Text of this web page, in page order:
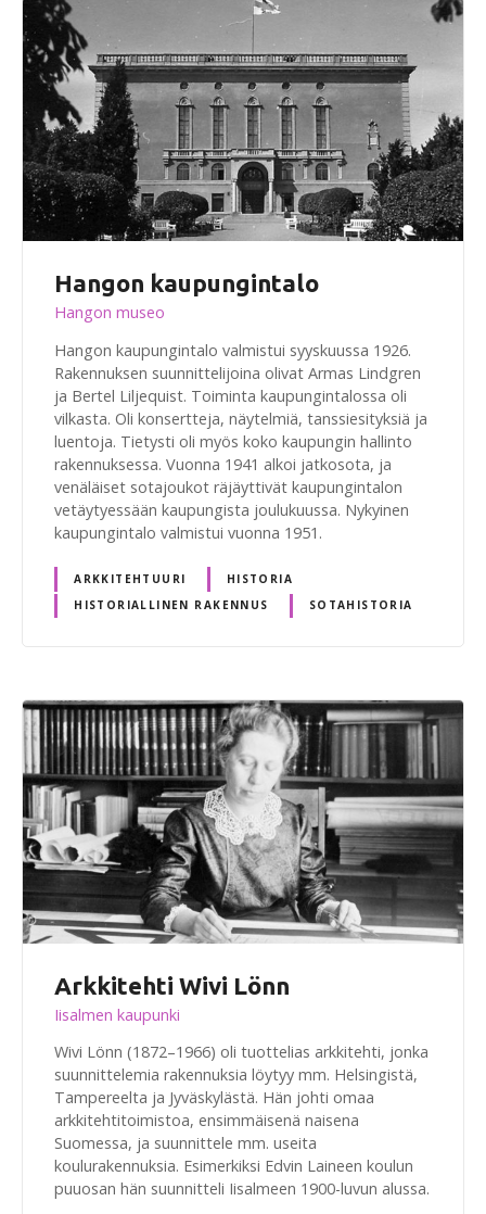
Hangon kaupungintalo
Hangon museo
Hangon kaupungintalo valmistui syyskuussa 1926.
Rakennuksen suunnittelijoina olivat Armas Lindgren
ja Bertel Liljequist. Toiminta kaupungintalossa oli
vilkasta. Oli konsertteja, näytelmiä, tanssiesityksiä ja
luentoja. Tietysti oli myös koko kaupungin hallinto
rakennuksessa. Vuonna 1941 alkoi jatkosota, ja
venäläiset sotajoukot räjäyttivät kaupungintalon
vetäytyessään kaupungista joulukuussa. Nykyinen
kaupungintalo valmistui vuonna 1951.
ARKKITEHTUURI
HISTORIA
HISTORIALLINEN RAKENNUS
SOTAHISTORIA
Arkkitehti Wivi Lönn
Iisalmen kaupunki
Wivi Lönn (1872–1966) oli tuottelias arkkitehti, jonka
suunnittelemia rakennuksia löytyy mm. Helsingistä,
Tampereelta ja Jyväskylästä. Hän johti omaa
arkkitehtitoimistoa, ensimmäisenä naisena
Suomessa, ja suunnittele mm. useita
koulurakennuksia. Esimerkiksi Edvin Laineen koulun
puuosan hän suunnitteli Iisalmeen 1900-luvun alussa.